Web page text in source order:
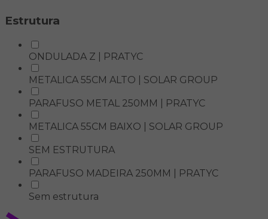
Estrutura
ONDULADA Z | PRATYC
METALICA 55CM ALTO | SOLAR GROUP
PARAFUSO METAL 250MM | PRATYC
METALICA 55CM BAIXO | SOLAR GROUP
SEM ESTRUTURA
PARAFUSO MADEIRA 250MM | PRATYC
Sem estrutura